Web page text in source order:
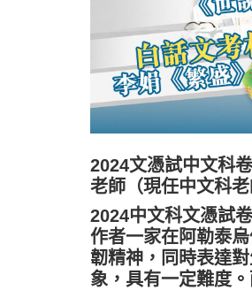
2024文憑試中文科
老師（現任中文科
2024中文科文憑試
作者一家在阿勒泰
韌精神，同時表達
象，具有一定難度